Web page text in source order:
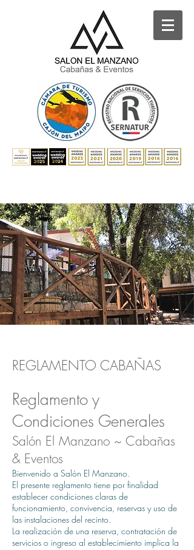
REGLAMENTO CABAÑAS
Reglamento y
Condiciones Generales
Salón El Manzano ~ Cabañas
& Eventos
Bienvenido a Salón El Manzano.
El presente reglamento tiene por finalidad
establecer condiciones claras de
funcionamiento, convivencia, reservas y uso de
las instalaciones del recinto.
La realización de una reserva, contratación de
servicios o ingreso al establecimiento implica la